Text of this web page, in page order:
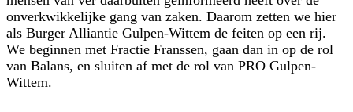
onverkwikkelijke gang van zaken. Daarom zetten we hier
als Burger Alliantie Gulpen-Wittem de feiten op een rij.
We beginnen met Fractie Franssen, gaan dan in op de rol
van Balans, en sluiten af met de rol van PRO Gulpen-
Wittem.